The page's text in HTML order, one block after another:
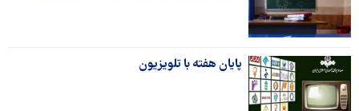
پایان هفته با تلویزیون